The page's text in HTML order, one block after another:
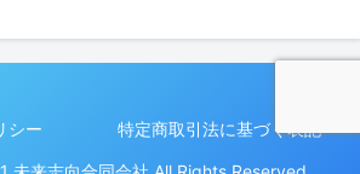
シー 特定商取引法に基づく表記